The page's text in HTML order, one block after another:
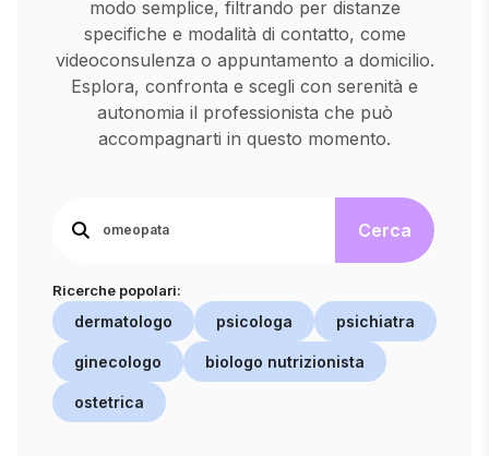
modo semplice, filtrando per distanze
specifiche e modalità di contatto, come
videoconsulenza o appuntamento a domicilio.
Esplora, confronta e scegli con serenità e
autonomia il professionista che può
accompagnarti in questo momento.
Cerca
Ricerche popolari:
dermatologo psicologa psichiatra
ginecologo biologo nutrizionista
ostetrica